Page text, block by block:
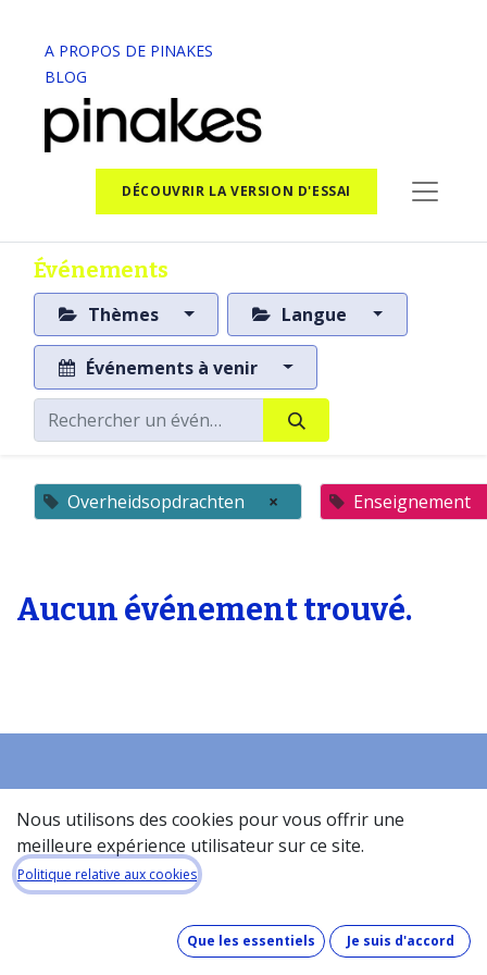
A PROPOS DE PINAKES
BLOG
DÉCOUVRIR LA VERSION D'ESSAI
Événements
Thèmes Langue
Événements à venir
Overheidsopdrachten × Enseignement
Aucun événement trouvé.
À propos de la base de donneés​
Quel est le coût de la base de données ?
Comment fonctionne la base de données ?
Que contient la base de données ?
Comment maintenons-nous nos données à jour ?
Nous utilisons des cookies pour vous offrir une
meilleure expérience utilisateur sur ce site.
Politique relative aux cookies
Que les essentiels Je suis d'accord